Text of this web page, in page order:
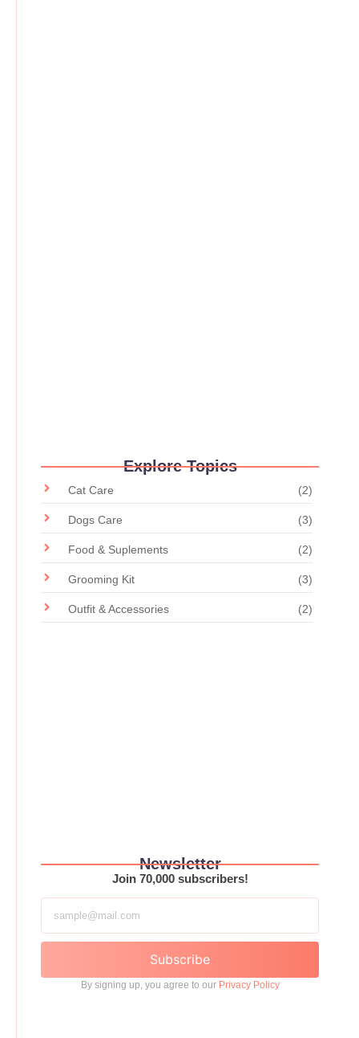
Explore Topics
Cat Care (2)
Dogs Care (3)
Food & Suplements (2)
Grooming Kit (3)
Outfit & Accessories (2)
Newsletter
Join 70,000 subscribers!
Subscribe
By signing up, you agree to our Privacy Policy